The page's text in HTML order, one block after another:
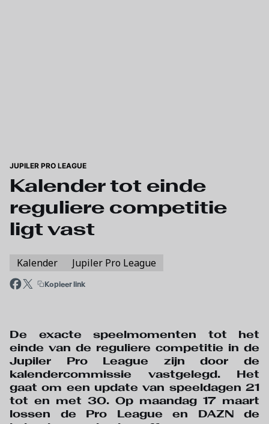
JUPILER PRO LEAGUE
Kalender tot einde
reguliere competitie
ligt vast
Kalender Jupiler Pro League
Kopieer link
De exacte speelmomenten tot het
einde van de reguliere competitie in de
Jupiler Pro League zijn door de
kalendercommissie vastgelegd. Het
gaat om een update van speeldagen 21
tot en met 30. Op maandag 17 maart
lossen de Pro League en DAZN de